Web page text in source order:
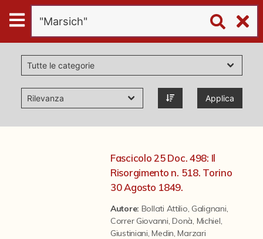
Digital
Humanities
Donazioni
Pubblicazioni
Il progetto Digital Humanities
Applica
Fascicolo 25 Doc. 498: Il
Risorgimento n. 518. Torino
30 Agosto 1849.
Autore: Bollati Attilio Galignani
Correr Giovanni ,Donà Michiel
Giustiniani ,Medin ,Marzari